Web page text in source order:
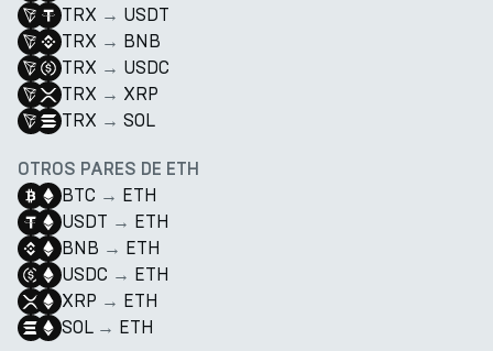
TRX → USDT
TRX → BNB
TRX → USDC
TRX → XRP
TRX → SOL
OTROS PARES DE ETH
BTC → ETH
USDT → ETH
BNB → ETH
USDC → ETH
XRP → ETH
SOL → ETH